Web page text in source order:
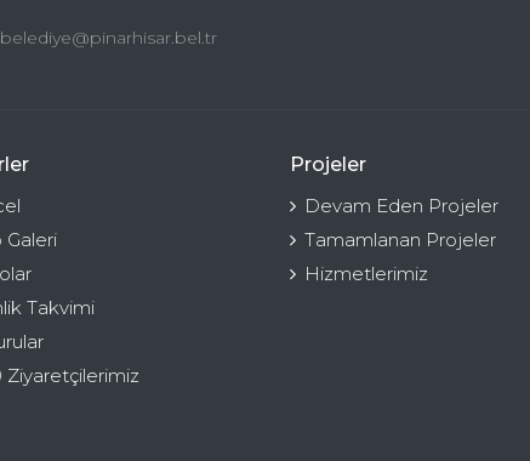
belediye@pinarhisar.bel.tr
Galeri
Takvimi
Ziyaretçilerimiz
Projeler
Devam Eden Projeler
Tamamlanan Projeler
Hizmetlerimiz